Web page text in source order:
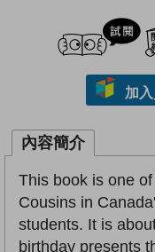
加
內容簡介
This book is one
Cousins in
students. It is
birthday presents